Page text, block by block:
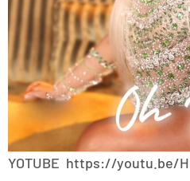
YOTUBE https://youtu.be/